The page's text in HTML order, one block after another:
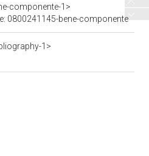
componente-1>
0800241145-bene-componente
1>